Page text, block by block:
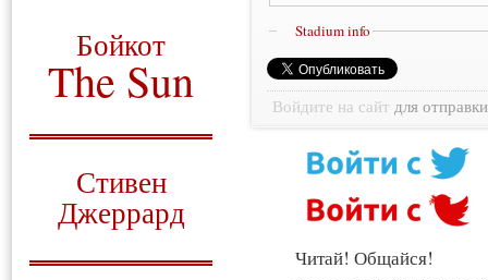
Бойкот
The Sun
Стивен
Джеррард
Stadium info
Войдите на сайт для
Читай! Общайся!